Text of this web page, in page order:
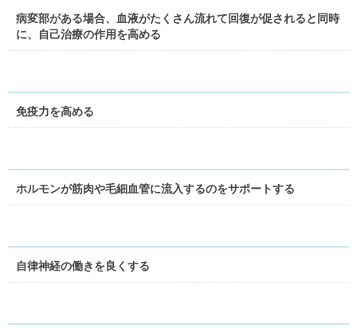
病変部がある場合、血液がたくさん流れて回復が促されると同時
に、自己治療の作用を高める
免疫力を高める
ホルモンが筋肉や毛細血管に流入するのをサポートする
自律神経の働きを良くする